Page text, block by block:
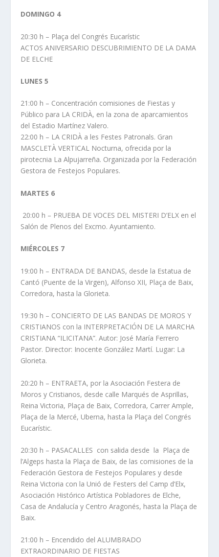
DOMINGO 4
20:30 h – Plaça del Congrés Eucarístic
ACTOS ANIVERSARIO DESCUBRIMIENTO DE LA DAMA
DE ELCHE
LUNES 5
21:00 h – Concentración comisiones de Fiestas y
Público para LA CRIDÀ, en la zona de aparcamientos
del Estadio Martínez Valero.
22:00 h – LA CRIDÀ a les Festes Patronals. Gran
MASCLETÀ VERTICAL Nocturna, ofrecida por la
pirotecnia La Alpujarreña. Organizada por la Federación
Gestora de Festejos Populares.
MARTES 6
20:00 h – PRUEBA DE VOCES DEL MISTERI D’ELX en el
Salón de Plenos del Excmo. Ayuntamiento.
MIÉRCOLES 7
19:00 h – ENTRADA DE BANDAS, desde la Estatua de
Cantó (Puente de la Virgen), Alfonso XII, Plaça de Baix,
Corredora, hasta la Glorieta.
19:30 h – CONCIERTO DE LAS BANDAS DE MOROS Y
CRISTIANOS con la INTERPRETACIÓN DE LA MARCHA
CRISTIANA “ILICITANA”. Autor: José María Ferrero
Pastor. Director: Inocente González Martí. Lugar: La
Glorieta.
20:20 h – ENTRAETA, por la Asociación Festera de
Moros y Cristianos, desde calle Marqués de Asprillas,
Reina Victoria, Plaça de Baix, Corredora, Carrer Ample,
Plaça de la Mercé, Uberna, hasta la Plaça del Congrés
Eucarístic.
20:30 h – PASACALLES con salida desde la Plaça de
l’Algeps hasta la Plaça de Baix, de las comisiones de la
Federación Gestora de Festejos Populares y desde
Reina Victoria con la Unió de Festers del Camp d’Elx,
Asociación Histórico Artística Pobladores de Elche,
Casa de Andalucía y Centro Aragonés, hasta la Plaça de
Baix.
21:00 h – Encendido del ALUMBRADO
EXTRAORDINARIO DE FIESTAS